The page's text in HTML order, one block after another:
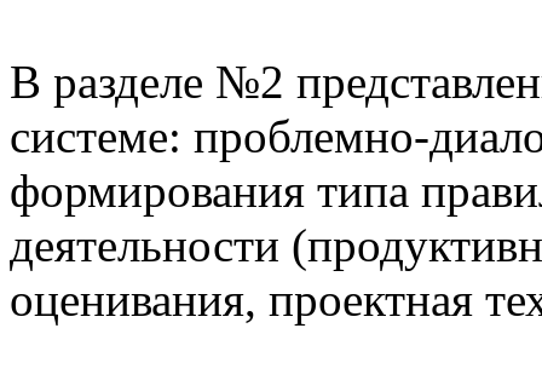
В разделе №2
системе: проблемно-
формирования типа
деятельности
оценивания, проектная